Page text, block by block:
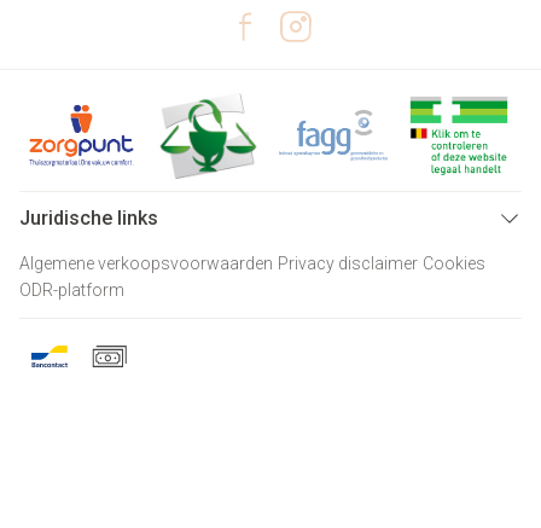
Juridische links
Algemene verkoopsvoorwaarden Privacy disclaimer Cookies
ODR-platform